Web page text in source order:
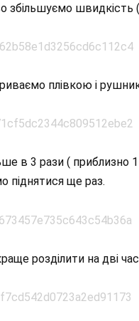
збільшуємо швидкість
плівкою і
в 3 рази ( приблизно
піднятися ще раз.
розділити на дві